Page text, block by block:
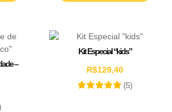
–
Kit Especial “kids”
R$129,40
(5)